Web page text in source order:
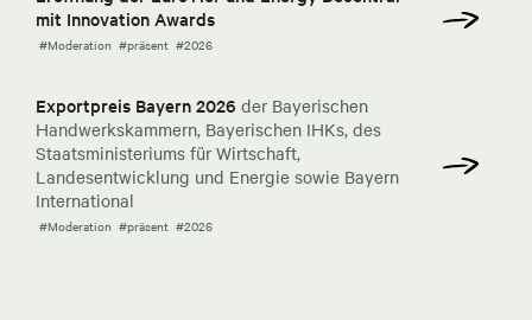
mit Innovation Awards
#Moderation #präsent #2026
Exportpreis Bayern 2026 der Bayerischen
Handwerkskammern, Bayerischen IHKs, des
Staatsministeriums für Wirtschaft,
Landesentwicklung und Energie sowie Bayern
International
#Moderation #präsent #2026